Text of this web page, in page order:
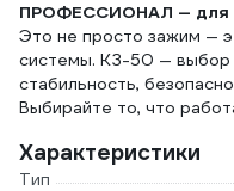
ПРОФЕССИОНАЛ — для
Это не просто зажим —
системы. КЗ-50 — выбор
стабильность,
Выбирайте то, что
Характеристики
Тип